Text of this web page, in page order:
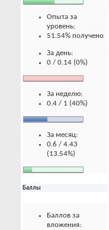
Опыта за
уровень:
51.54% получено
За день:
0 / 0.14 (0%)
За неделю:
0.4 / 1 (40%)
За месяц:
0.6 / 4.43
(13.54%)
Баллы
Баллов за
вложения: